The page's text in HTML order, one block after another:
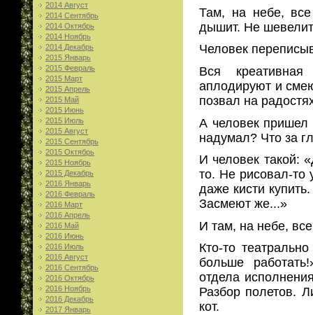
2014 Август
2014 Сентябрь
2014 Октябрь
2014 Ноябрь
2014 Декабрь
2015 Январь
2015 Февраль
2015 Март
2015 Апрель
2015 Май
2015 Июнь
2015 Июль
2015 Август
2015 Сентябрь
2015 Октябрь
2015 Ноябрь
2015 Декабрь
2016 Январь
2016 Февраль
2016 Март
2016 Апрель
2016 Май
2016 Июнь
2016 Июль
2016 Август
2016 Сентябрь
2016 Октябрь
2016 Ноябрь
2016 Декабрь
2017 Январь
Там, на небе,
дышит. Не
Человек
Вся
аплодируют и
позвал на
А человек пришел
надумал? Что за
И человек такой:
то. Не рисовал-то
даже кисти
Засмеют же...»
И там, на небе,
Кто-то
больше
отдела
Разбор полетов.
кот.